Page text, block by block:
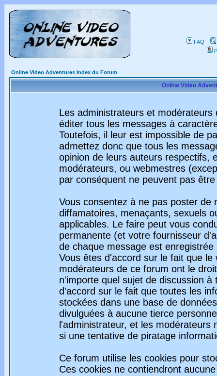
FAQ
Online Video Adventures Index du Forum
Online Video
Les administrateurs et
éditer tous les messages à
Toutefois, il leur est impossible de
admettez donc que tous les
opinion de leurs auteurs respectifs,
modérateurs, ou webmestres
par conséquent ne peuvent pas
Vous consentez à ne pas poster de
diffamatoires, menaçants, sexuels
applicables. Le faire peut vous
permanente (et votre fournisseur
de chaque message est
Vous êtes d'accord sur le fait que
modérateurs de ce forum ont le
n'importe quel sujet de discussion
d'accord sur le fait que toutes les
stockées dans une base de
divulguées à aucune tierce
l'administrateur, et les
si une tentative de piratage
Ce forum utilise les cookies pour
Ces cookies ne contiendront